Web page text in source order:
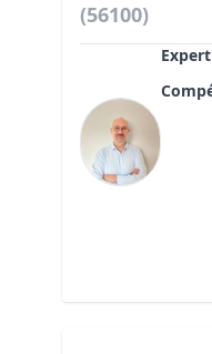
(56100)
Expert